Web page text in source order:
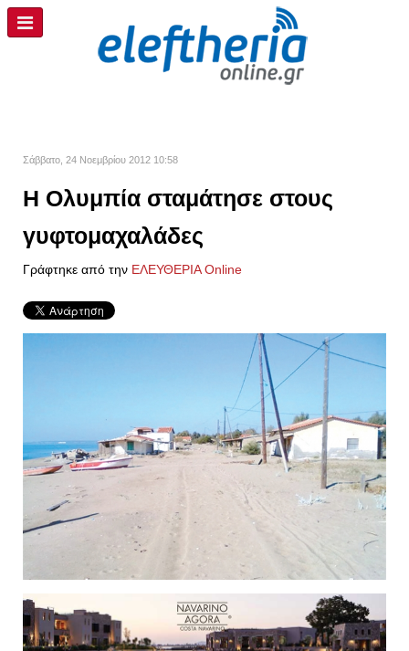
Σάββατο, 24 Νοεμβρίου 2012 10:58
Η Ολυμπία σταμάτησε στους
γυφτομαχαλάδες
Γράφτηκε από την ΕΛΕΥΘΕΡΙΑ Online